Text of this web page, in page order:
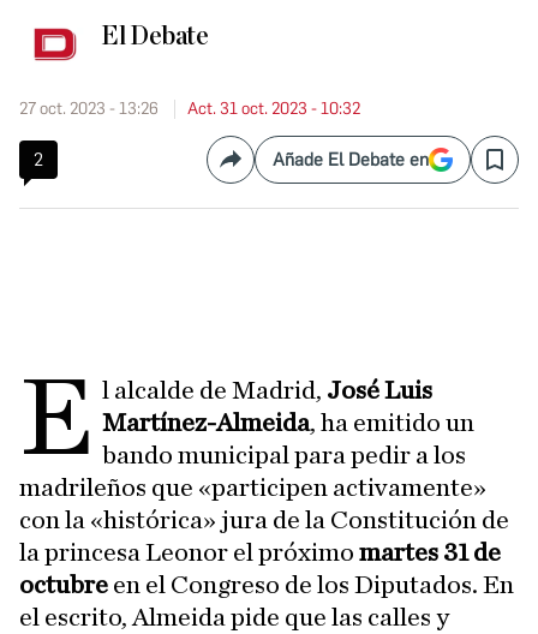
El Debate
27 oct. 2023 - 13:26 Act. 31 oct. 2023 - 10:32
2 CompartirAñade El Debate en Save
E l alcalde de Madrid, José Luis
Martínez-Almeida, ha emitido un
bando municipal para pedir a los
madrileños que «participen activamente»
con la «histórica» jura de la Constitución de
la princesa Leonor el próximo martes 31 de
octubre en el Congreso de los Diputados. En
el escrito, Almeida pide que las calles y